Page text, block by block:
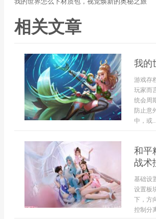
相关文章
我的
游戏存
玩家而
统会周
防止意
中，或...
和平
战术
基础设
设置板
下，方
控制分